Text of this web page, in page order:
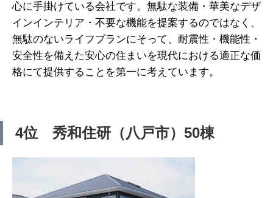
心に手掛けている会社です。無駄な装備・華美なデザ
インインテリア・不要な機能を提案するのではなく、
無駄のないライフプランにそって、耐震性・機能性・
安全性を備えた安心の住まいを現代における適正な価
格にて提供することを第一に考えています。
4位 秀和住研（八戸市）50棟